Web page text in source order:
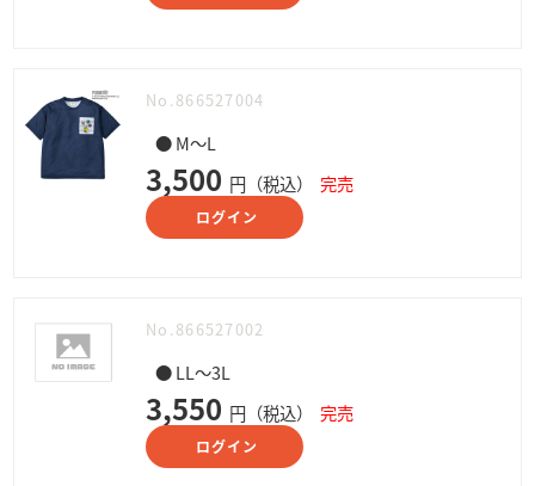
No.866527004
● M～L
3,500 円（税込） 完売
ログイン
No.866527002
● LL～3L
3,550 円（税込） 完売
ログイン